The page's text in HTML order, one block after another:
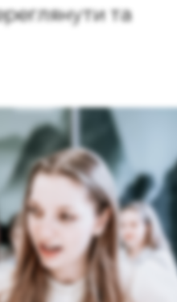
та